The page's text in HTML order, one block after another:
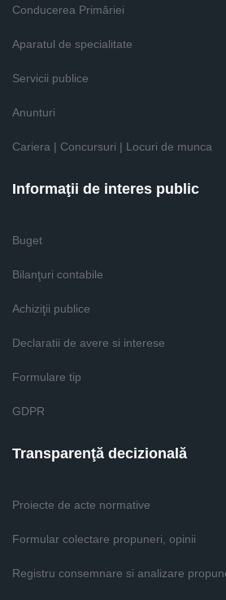
Conducerea Primăriei
Aparatul de specialitate
Servicii publice
Anunturi
Cariera | Concursuri | Locuri de munca
Informaţii de interes public
Buget
Bilanţuri contabile
Achiziţii publice
Declaratii de avere si interese
Formulare tip
GDPR
Transparenţă decizională
Proiecte de acte normative
Formular colectare propuneri, opinii
Registru consemnare si analizare